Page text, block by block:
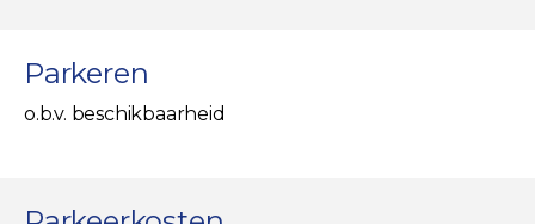
Parkeren
o.b.v. beschikbaarheid